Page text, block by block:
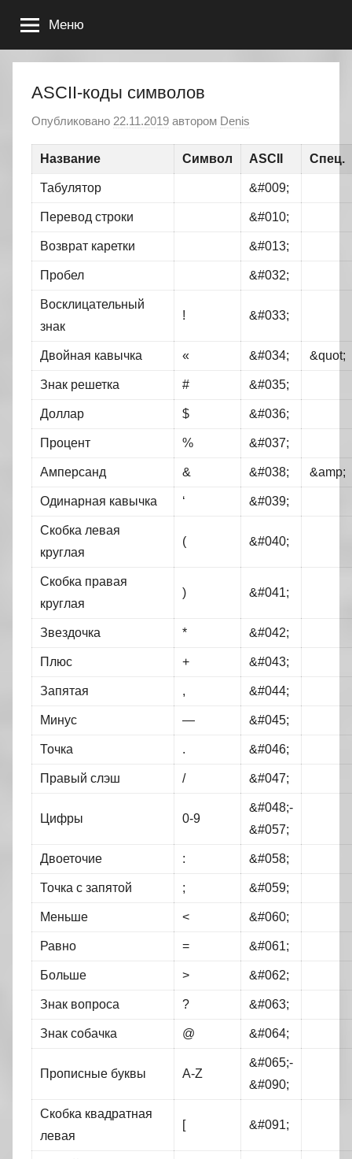
содержимому
Меню
ASCII-коды символов
Опубликовано 22.11.2019 автором Denis
Название Символ ASCII Спец.
Табулятор &#009;
Перевод строки &#010;
Возврат каретки &#013;
Пробел &#032;
Восклицательный
знак
! &#033;
Двойная кавычка « &#034; &quot;
Знак решетка # &#035;
Доллар $ &#036;
Процент % &#037;
Амперсанд & &#038; &amp;
Одинарная кавычка ‘ &#039;
Скобка левая
круглая
( &#040;
Скобка правая
круглая
) &#041;
Звездочка * &#042;
Плюс + &#043;
Запятая , &#044;
Минус — &#045;
Точка . &#046;
Правый слэш / &#047;
Цифры 0-9
&#048;-
&#057;
Двоеточие : &#058;
Точка с запятой ; &#059;
Меньше < &#060;
Равно = &#061;
Больше > &#062;
Знак вопроса ? &#063;
Знак собачка @ &#064;
Прописные буквы A-Z
&#065;-
&#090;
Скобка квадратная
левая
[ &#091;